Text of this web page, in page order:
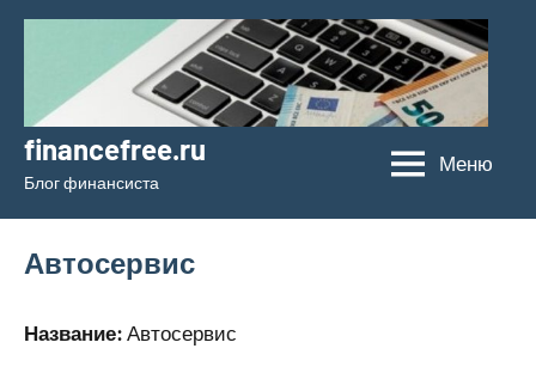
Перейти
содержимому
financefree.ru
Блог финансиста
Меню
Автосервис
Название: Автосервис